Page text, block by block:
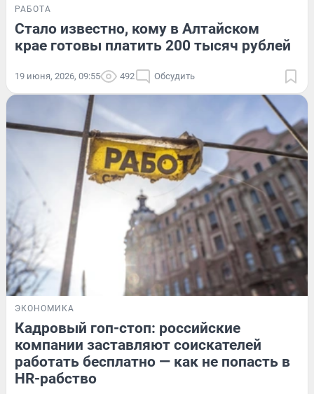
РАБОТА
Стало известно, кому в Алтайском
крае готовы платить 200 тысяч рублей
19 июня, 2026, 09:55 492 Обсудить
ЭКОНОМИКА
Кадровый гоп-стоп: российские
компании заставляют соискателей
работать бесплатно — как не попасть в
HR-рабство